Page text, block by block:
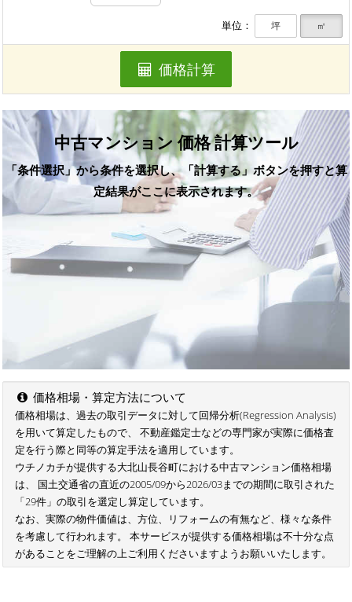
単位： 坪 ㎡
価格計算
中古マンション 価格 計算ツール
「条件選択」から条件を選択し、「計算する」ボタンを押すと算
定結果がここに表示されます。
価格相場・算定方法について
価格相場は、過去の取引データに対して回帰分析(Regression Analysis)
を用いて算定したもので、 不動産鑑定士などの専門家が実際に価格査
定を行う際と同等の算定手法を適用しています。
ウチノカチが提供する大北山長谷町における中古マンション価格相場
は、 国土交通省の直近の2005/09から2026/03までの期間に取引された
「29件」の取引を選定し算定しています。
なお、実際の物件価値は、方位、リフォームの有無など、様々な条件
を考慮して行われます。 本サービスが提供する価格相場は不十分な点
があることをご理解の上ご利用くださいますようお願いいたします。